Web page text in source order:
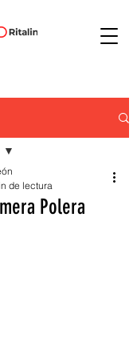
Polera
de lectura